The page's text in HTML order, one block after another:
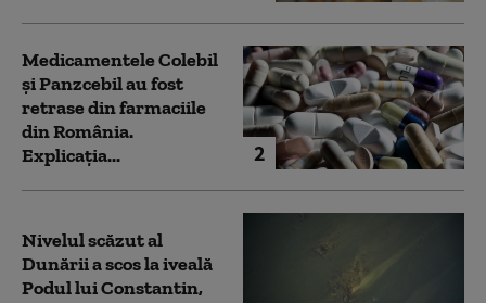
2
Medicamentele Colebil
și Panzcebil au fost
retrase din farmaciile
din România.
Explicația...
Nivelul scăzut al
Dunării a scos la iveală
Podul lui Constantin,